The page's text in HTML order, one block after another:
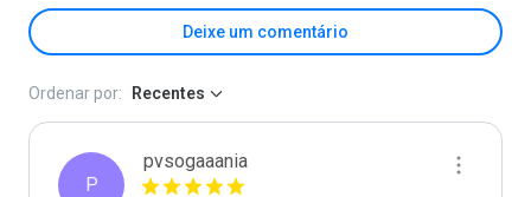
Deixe um comentário
Ordenar por: Recentes
P
pvsogaaania